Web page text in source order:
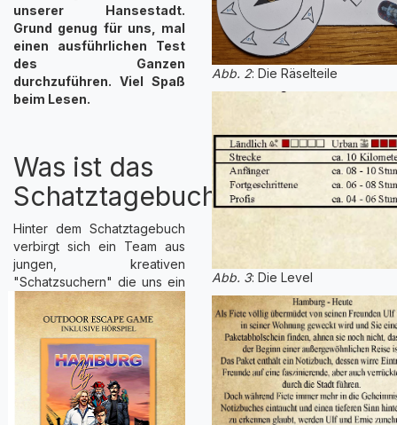
unserer Hansestadt.
Grund genug für uns, mal
einen ausführlichen Test
des Ganzen
durchzuführen. Viel Spaß
beim Lesen.
Was ist das
Schatztagebuch?
Hinter dem Schatztagebuch
verbirgt sich ein Team aus
jungen, kreativen
"Schatzsuchern" die uns ein
Abb. 2: Die Räselteile
Abb. 3: Die Level